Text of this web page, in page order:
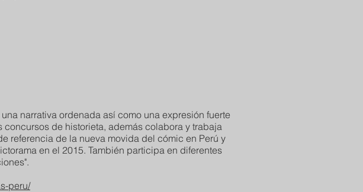
narrativa ordenada así como una expresión fuerte
de historieta, además colabora y trabaja
referencia de la nueva movida del cómic en Perú y
en el 2015. También participa en diferentes
peru/